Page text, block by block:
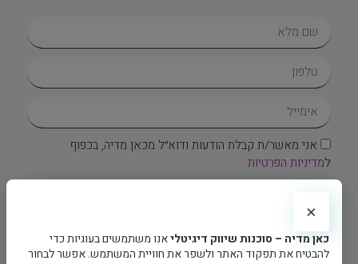
אני מאשר/ת קבלת הודעות ודוא״ל מכאן מדיה, בכפוף
למדיניות הפרטיות
צרו איתנו קשר
×
כאן מדיה – סוכנות שיווק דיגיטליאנו משתמשים בעוגיות כדי
להבטיח את תפקוד האתר ולשפר את חוויית המשתמש. אפשר לבחור